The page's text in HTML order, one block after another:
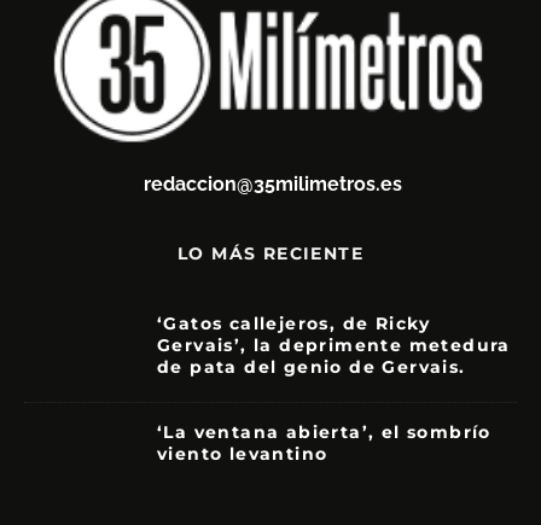
redaccion@35milimetros.es
LO MÁS RECIENTE
‘Gatos callejeros, de Ricky
Gervais’, la deprimente metedura
de pata del genio de Gervais.
‘La ventana abierta’, el sombrío
viento levantino